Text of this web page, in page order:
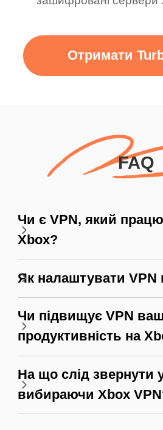
Отримати
FAQ
Чи є VPN, який
Xbox?
Як налаштувати VPN
Чи підвищує VPN
продуктивність на
На що слід звернути
вибираючи Xbox